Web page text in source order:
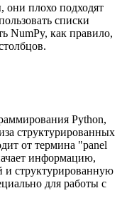
они плохо подходят
списки
NumPy, как правило,
Python,
структурированных
от термина "panel
информацию,
и структурированную
для работы с